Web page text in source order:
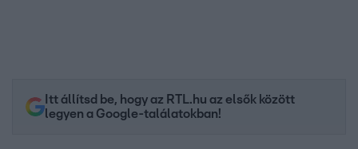
Itt állítsd be, hogy az RTL.hu az elsők között
legyen a Google-találatokban!